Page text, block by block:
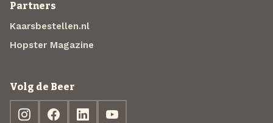
Partners
Kaarsbestellen.nl
Hopster Magazine
Volg de Beer